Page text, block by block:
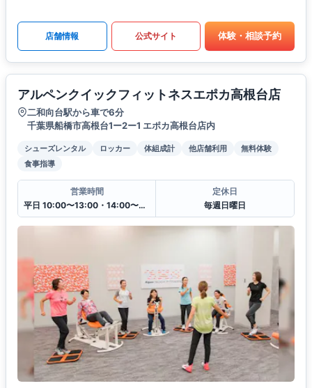
店舗情報 公式サイト 体験・相談予約
アルペンクイックフィットネスエポカ高根台店
二和向台駅から車で6分
千葉県船橋市高根台1ー2ー1 エポカ高根台店内
シューズレンタル ロッカー 体組成計 他店舗利用
無料体験
食事指導
営業時間
平日 10:00〜13:00・14:00〜20:00
定休日
毎週日曜日